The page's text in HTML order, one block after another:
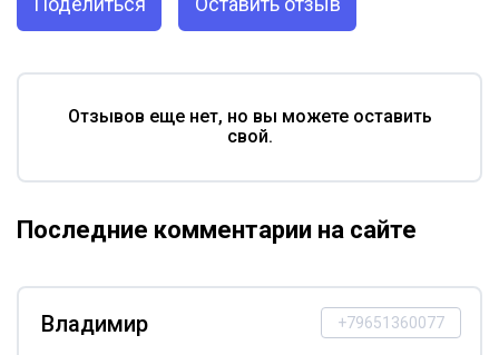
Отзывов еще нет, но вы можете оставить
свой.
Последние комментарии на сайте
+79651360077
Владимир